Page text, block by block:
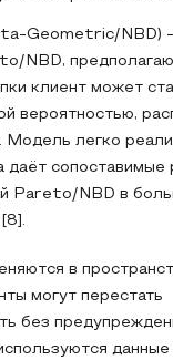
NBD)
NBD,
клиент может
вероятностью,
Модель легко
даёт сопоставимые
Pareto/NBD в
в
могут перестать
без
данные